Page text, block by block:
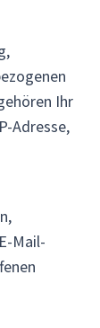
Ihr
Adresse,
Mail-